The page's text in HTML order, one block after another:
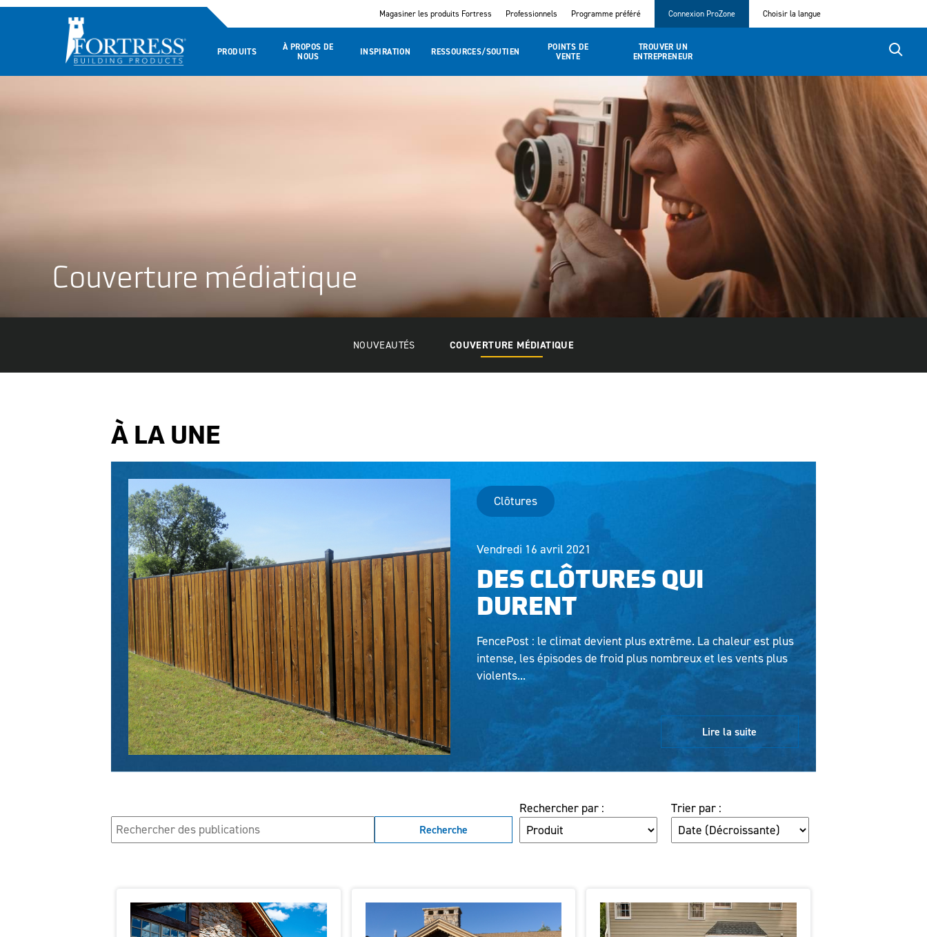
Magasiner les produits Fortress Professionnels Programme préféré Connexion ProZone Choisir la langue
PRODUITS
À PROPOS DE
NOUS
INSPIRATION RESSOURCES/SOUTIEN
POINTS DE
VENTE
TROUVER UN
ENTREPRENEUR
Couverture médiatique
NOUVEAUTÉS COUVERTURE MÉDIATIQUE
À LA UNE
Clôtures
Vendredi 16 avril 2021
DES CLÔTURES QUI
DURENT
FencePost : le climat devient plus extrême. La chaleur est plus
intense, les épisodes de froid plus nombreux et les vents plus
violents...
Lire la suite
Rechercher par : Trier par :